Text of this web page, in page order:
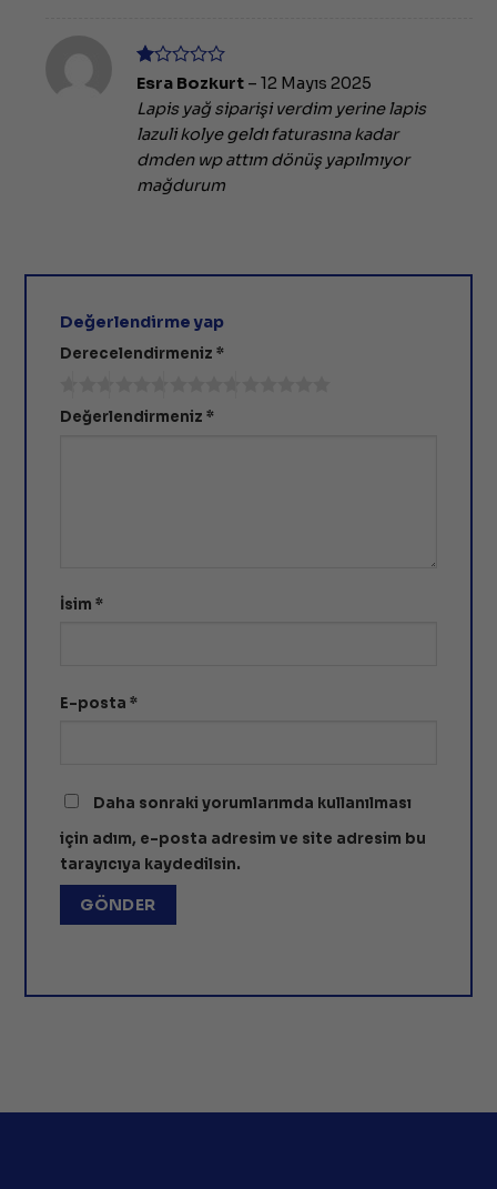
5
üzerinden
1
oy
aldı
Esra Bozkurt – 12 Mayıs 2025
Lapis yağ siparişi verdim yerine lapis
lazuli kolye geldı faturasına kadar
dmden wp attım dönüş yapılmıyor
mağdurum
Değerlendirme yap
Derecelendirmeniz*
Değerlendirmeniz*
İsim*
E-posta*
Daha sonraki yorumlarımda kullanılması
için adım, e-posta adresim ve site adresim bu
tarayıcıya kaydedilsin.